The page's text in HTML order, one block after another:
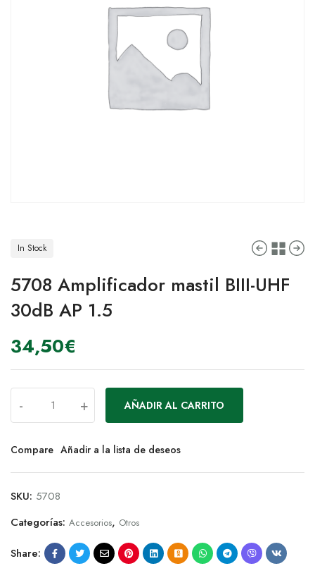
In Stock
5708 Amplificador mastil BIII-UHF
30dB AP 1.5
34,50€
- + AÑADIR AL CARRITO
Compare Añadir a la lista de deseos
SKU: 5708
Categorías: Accesorios, Otros
Share: